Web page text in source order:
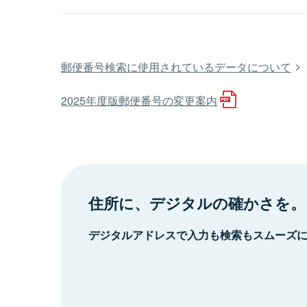
郵便番号検索に使用されているデータについて
2025年度版郵便番号の変更案内
住所に、デジタルの確かさを。
デジタルアドレスで入力も検索もスムーズ